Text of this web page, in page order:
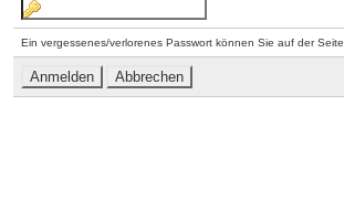
Ein vergessenes/verlorenes Passwort können Sie auf der Seite